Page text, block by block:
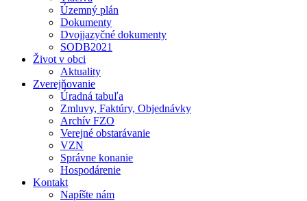
Územný plán
Dokumenty
Dvojjazyčné dokumenty
SODB2021
Život v obci
Aktuality
Zverejňovanie
Úradná tabuľa
Zmluvy, Faktúry, Objednávky
Archív FZO
Verejné obstarávanie
VZN
Správne konanie
Hospodárenie
Kontakt
Napíšte nám